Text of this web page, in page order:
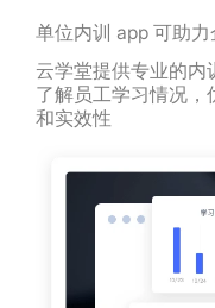
单位内训 app 可助
云学堂提供专业的内
了解员工学习情况，
和实效性